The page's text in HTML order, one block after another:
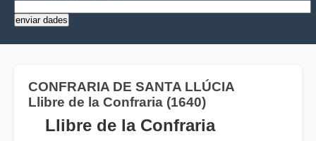
CONFRARIA DE SANTA LLÚCIA
Llibre de la Confraria (1640)
Llibre de la Confraria